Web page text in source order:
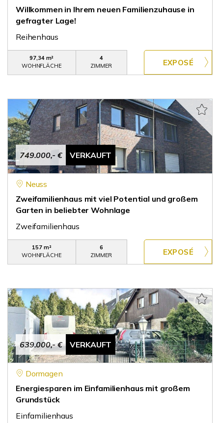
Willkommen in Ihrem neuen Familienzuhause in
gefragter Lage!
Reihenhaus
97,34 m²
WOHNFLÄCHE
4
ZIMMER
749.000,- € VERKAUFT
Neuss
Zweifamilienhaus mit viel Potential und großem
Garten in beliebter Wohnlage
Zweifamilienhaus
157 m²
WOHNFLÄCHE
6
ZIMMER
639.000,- € VERKAUFT
Dormagen
Energiesparen im Einfamilienhaus mit großem
Grundstück
Einfamilienhaus